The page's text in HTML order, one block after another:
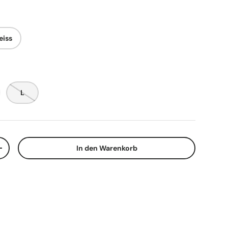
L
erhöhen In den Warenkorb